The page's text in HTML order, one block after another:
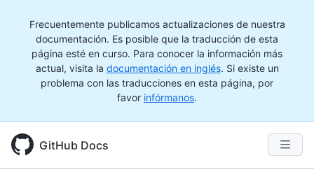
Frecuentemente publicamos actualizaciones de nuestra
documentación. Es posible que la traducción de esta
página esté en curso. Para conocer la información más
actual, visita la documentación en inglés. Si existe un
problema con las traducciones en esta página, por
favor infórmanos.
GitHub Docs